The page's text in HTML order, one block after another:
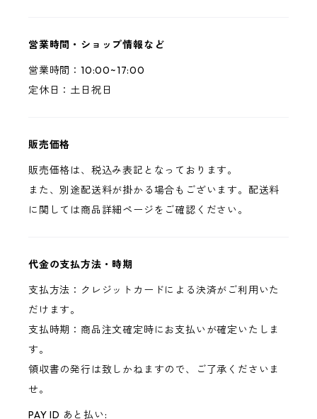
営業時間・ショップ情報など
営業時間：10:00~17:00
定休日：土日祝日
販売価格
販売価格は、税込み表記となっております。
また、別途配送料が掛かる場合もございます。配送料
に関しては商品詳細ページをご確認ください。
代金の支払方法・時期
支払方法：クレジットカードによる決済がご利用いた
だけます。
支払時期：商品注文確定時にお支払いが確定いたしま
す。
領収書の発行は致しかねますので、ご了承くださいま
せ。
PAY ID あと払い: